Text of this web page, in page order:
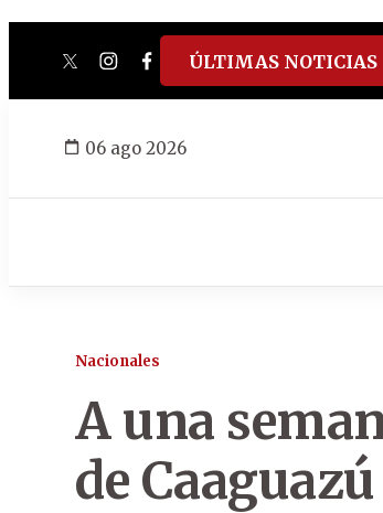
twitterinstagram
facebook
tiktokyoutube
spotify
ÚLTIMAS NOTICIAS
06 ago 2026
Nacionales
A una
de